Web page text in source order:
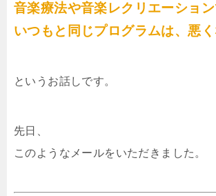
音楽療法や音楽レクリエーション
いつもと同じプログラムは、悪く
というお話しです。
先日、
このようなメールをいただきました。